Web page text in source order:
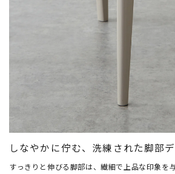
しなやかに佇む、洗練された脚部
すっきりと伸びる脚部は、繊細で上品な印象を